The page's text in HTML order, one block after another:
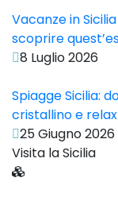
Vacanze in
scoprire
8 Luglio 2026
Spiagge Sicilia:
cristallino e relax
25 Giugno 2026
Visita la Sicilia